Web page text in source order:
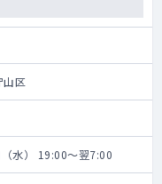
山区
水） 19:00～翌7:00